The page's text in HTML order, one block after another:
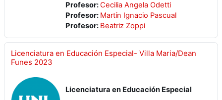
Profesor:Cecilia Angela Odetti
Profesor: Martín Ignacio Pascual
Profesor: Beatriz Zoppi
Licenciatura en Educación Especial- Villa Maria/Dean
Funes 2023
Licenciatura en Educación Especial